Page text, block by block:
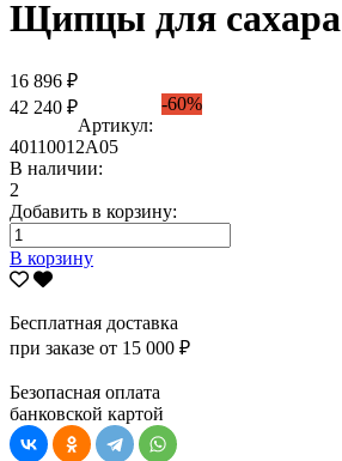
Щипцы для сахара
16 896 ₽
42 240 ₽
-60%
Артикул:
40110012А05
В наличии:
2
Добавить в корзину:
В корзину
Бесплатная доставка
при заказе от 15 000 ₽
Безопасная оплата
банковской картой